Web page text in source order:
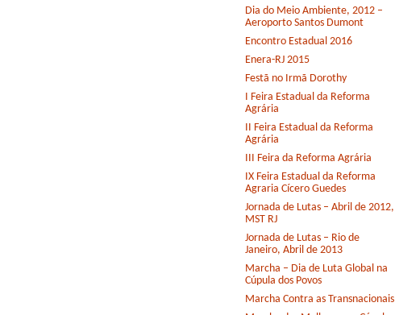
Dia do Meio Ambiente, 2012 –
Aeroporto Santos Dumont
Encontro Estadual 2016
Enera-RJ 2015
Festã no Irmã Dorothy
I Feira Estadual da Reforma
Agrária
II Feira Estadual da Reforma
Agrária
III Feira da Reforma Agrária
IX Feira Estadual da Reforma
Agraria Cícero Guedes
Jornada de Lutas – Abril de 2012,
MST RJ
Jornada de Lutas – Rio de
Janeiro, Abril de 2013
Marcha – Dia de Luta Global na
Cúpula dos Povos
Marcha Contra as Transnacionais